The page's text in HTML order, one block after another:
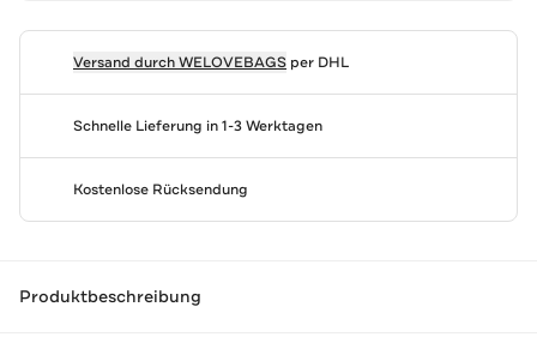
Versand durchWELOVEBAGSper DHL
Schnelle Lieferung in 1-3 Werktagen
Kostenlose Rücksendung
Produktbeschreibung